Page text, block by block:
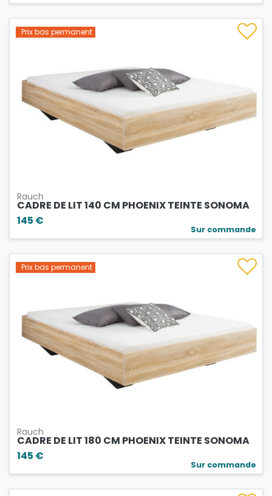
Prix bas permanent
Rauch
CADRE DE LIT 140 CM PHOENIX TEINTE SONOMA
145 €
Sur commande
Prix bas permanent
Rauch
CADRE DE LIT 180 CM PHOENIX TEINTE SONOMA
145 €
Sur commande